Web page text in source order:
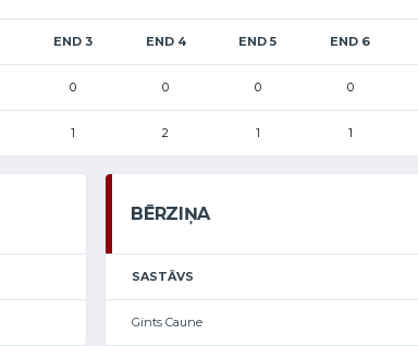
END 3 END 4 END 5 END 6
0 0 0 0
1 2 1 1
BĒRZIŅA
SASTĀVS
Gints Caune